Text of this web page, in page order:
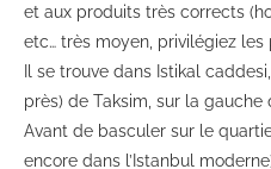
et aux produits très corrects
etc… très moyen, privilégiez les
Il se trouve dans Istikal
près) de Taksim, sur la
Avant de basculer sur le
encore dans l’Istanbul